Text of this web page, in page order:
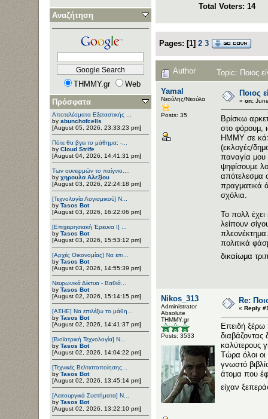
Αναζήτηση
THMMY.gr
Web
Πρόσφατα
Αποτελέσματα Εξεταστικής ...
by abunchofcells
[August 05, 2026, 23:33:23 pm]
Πότε θα βγει το μάθημα; -...
by Cloud Strife
[August 04, 2026, 14:41:31 pm]
Των συνειρμών το παίγνιο....
by χηρουλα Αλεξίου
[August 03, 2026, 22:24:18 pm]
[Τεχνολογία Λογισμικού] Ν...
by Tasos Bot
[August 03, 2026, 16:22:06 pm]
[Επιχειρησιακή Έρευνα Ι] ...
by Tasos Bot
[August 03, 2026, 15:53:12 pm]
[Αρχές Οικονομίας] Να επι...
by Tasos Bot
[August 03, 2026, 14:55:39 pm]
Νευρωνικά Δίκτυα - Βαθιά...
by Tasos Bot
[August 02, 2026, 15:14:15 pm]
[ΑΣΗΕ] Να επιλέξω το μάθη...
by Tasos Bot
[August 02, 2026, 14:41:37 pm]
[Βιοϊατρική Τεχνολογία] Ν...
by Tasos Bot
[August 02, 2026, 14:04:22 pm]
[Τεχνικές Βελτιστοποίησης...
by Tasos Bot
[August 02, 2026, 13:45:14 pm]
[Λειτουργικά Συστήματα] Ν...
by Tasos Bot
[August 02, 2026, 13:22:10 pm]
Total Voters: 14
Pages: [1] 2 3
Author Topic: Ποιος
Yamal
Νεούλης/Νεούλα
Posts: 35
Ποιος
« on:
Βρίσκω
στο φόρουμ,
ΗΜΜΥ σε
(εκλογές/
παναγία μου
ψηφίσουμε
απότελεσμα
πραγματικά
σχόλια.
Το πολλ έχει
λείπουν
πολιτικά
δικαίωμα
Nikos_313
Administrator
Αbsolute
ΤΗΜΜΥ.gr
Posts: 3533
Re:
« Reply
Επειδή ξέρω
καλύτερους
Τώρα όλοι
γνωστό
άτομα που
είχαν